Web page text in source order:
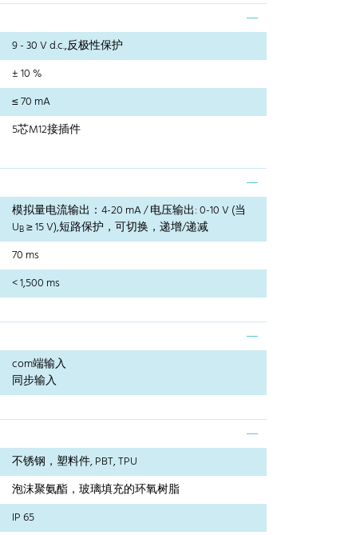
9 - 30 V d.c.,反极性保护
± 10 %
≤ 70 mA
5芯M12接插件
模拟量电流输出：4-20 mA / 电压输出: 0-10 V (当
UB≥ 15 V),短路保护，可切换，递增/递减
70 ms
< 1,500 ms
com端输入
同步输入
不锈钢，塑料件, PBT, TPU
泡沫聚氨酯，玻璃填充的环氧树脂
IP 65